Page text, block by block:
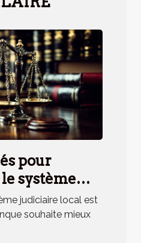
pour
système
judiciaire local est
souhaite mieux